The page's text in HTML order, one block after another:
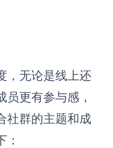
，无论是线上还
员更有参与感，
社群的主题和成